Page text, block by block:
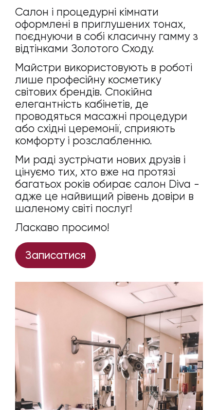
Салон і процедурні кімнати
оформлені в приглушених тонах,
поєднуючи в собі класичну гамму з
відтінками Золотого Сходу.
Майстри використовують в роботі
лише професійну косметику
світових брендів. Спокійна
елегантність кабінетів, де
проводяться масажні процедури
або східні церемонії, сприяють
комфорту і розслабленню.
Ми раді зустрічати нових друзів і
цінуємо тих, хто вже на протязі
багатьох років обирає салон Diva -
адже це найвищий рівень довіри в
шаленому світі послуг!
Ласкаво просимо!
Записатися